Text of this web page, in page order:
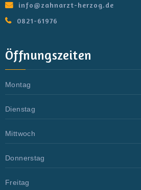
info@zahnarzt-herzog.de
0821-61976
Öffnungszeiten
Montag
Dienstag
Mittwoch
Donnerstag
Freitag